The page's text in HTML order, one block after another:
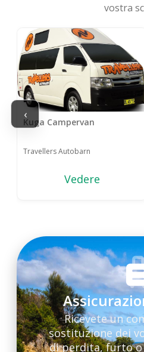
vostra
‹
Kuga Campervan
Travellers Autobarn
Vedere
Ricevete un
sostituzione dei
di perdita, furto